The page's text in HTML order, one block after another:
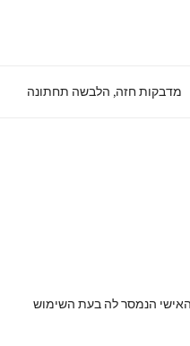
מדבקות חזה, הלבשה תחתונה
הנמסר לה בעת השימוש